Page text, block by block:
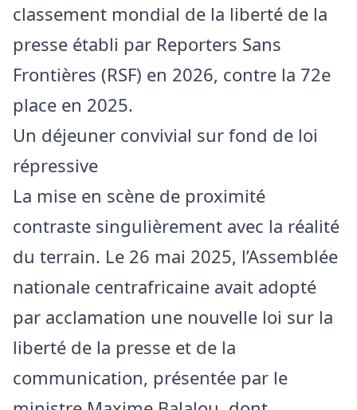
classement mondial de la liberté de la
presse établi par Reporters Sans
Frontières (RSF) en 2026, contre la 72e
place en 2025.
Un déjeuner convivial sur fond de loi
répressive
La mise en scène de proximité
contraste singulièrement avec la réalité
du terrain. Le 26 mai 2025, l’Assemblée
nationale centrafricaine avait adopté
par acclamation une nouvelle loi sur la
liberté de la presse et de la
communication, présentée par le